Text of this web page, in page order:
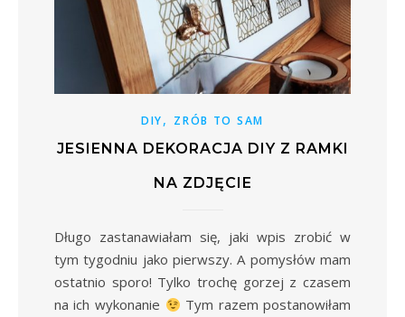
DIY, ZRÓB TO SAM
JESIENNA DEKORACJA DIY Z RAMKI
NA ZDJĘCIE
Długo zastanawiałam się, jaki wpis zrobić w
tym tygodniu jako pierwszy. A pomysłów mam
ostatnio sporo! Tylko trochę gorzej z czasem
na ich wykonanie
Tym razem postanowiłam